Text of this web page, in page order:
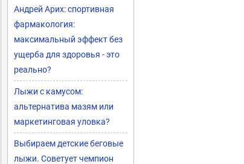
Андрей Арих: спортивная
фармакология:
максимальный эффект без
ущерба для здоровья - это
реально?
Лыжи с камусом:
альтернатива мазям или
маркетинговая уловка?
Выбираем детские беговые
лыжи. Советует чемпион